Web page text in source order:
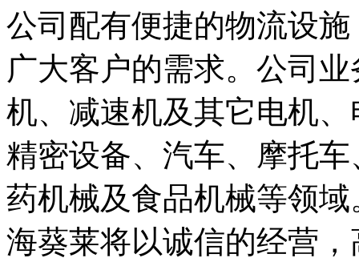
公司配有便捷的物流设
广大客户的需求。公司
机、减速机及其它电机
精密设备、汽车、摩托
药机械及食品机械等领
海葵莱将以诚信的经营